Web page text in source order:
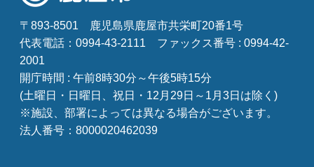
〒893-8501
鹿児島県鹿屋市共栄町20番1号
代表電話：0994-43-2111
ファックス番号 : 0994-42-
2001
開庁時間 : 午前8時30分～午後5時15分
(土曜日・日曜日、祝日・12月29日～1月3日は除く)
※施設、部署によっては異なる場合がございます。
法人番号：8000020462039